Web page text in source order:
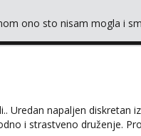
ono sto nisam mogla i
Uredan napaljen diskretan
i strastveno druženje.